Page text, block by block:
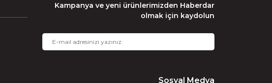
Kampanya ve yeni ürünlerimizden Haberdar
olmak için kaydolun
Sosyal Medya